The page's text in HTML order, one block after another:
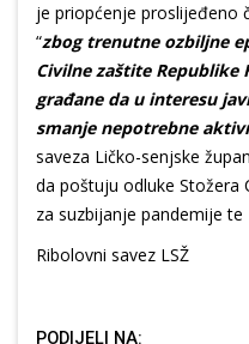
je priopćenje proslijeđeno
“zbog trenutne ozbiljne
Civilne zaštite
građane da u interesu
smanje nepotrebne
saveza Ličko-senjske
da poštuju odluke Stožera
za suzbijanje pandemije te
Ribolovni savez LSŽ
PODIJELI NA: